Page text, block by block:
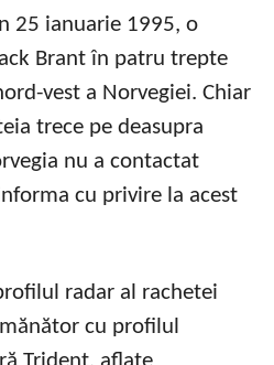
25 ianuarie 1995, o
Brant în patru trepte
vest a Norvegiei. Chiar
trece pe deasupra
nu a contactat
cu privire la acest
radar al rachetei
cu profilul